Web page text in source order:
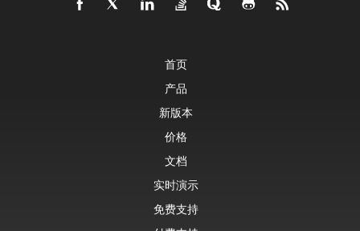
首页
产品
新版本
价格
文档
实时演示
免费支持